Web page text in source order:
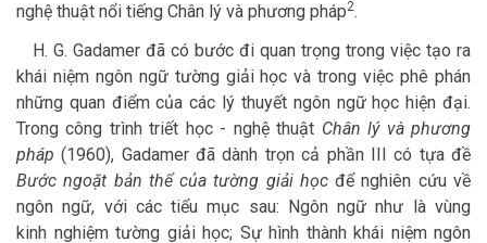
nghệ thuật nổi tiếng Chân lý và phương pháp2.
H. G. Gadamer đã có bước đi quan trọng trong việc tạo ra
khái niệm ngôn ngữ tường giải học và trong việc phê phán
những quan điểm của các lý thuyết ngôn ngữ học hiện đại.
Trong công trình triết học - nghệ thuật Chân lý và phương
pháp(1960), Gadamer đã dành trọn cả phần III có tựa đề
Bước ngoặt bản thể của tường giải họcđể nghiên cứu về
ngôn ngữ, với các tiểu mục sau: Ngôn ngữ như là vùng
kinh nghiệm tường giải học; Sự hình thành khái niệm ngôn